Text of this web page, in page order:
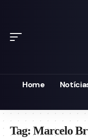
Home
Tag:Marcelo